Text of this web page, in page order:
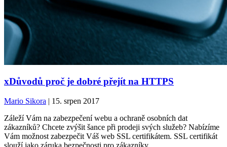
xDůvodů proč je dobré přejít na HTTPS
Mario Sikora | 15. srpen 2017
Záleží Vám na zabezpečení webu a ochraně osobních dat
zákazníků? Chcete zvýšit šance při prodeji svých služeb? Nabízíme
Vám možnost zabezpečit Váš web SSL certifikátem. SSL certifikát
slouží jako záruka bezpečnosti pro zákazníky.